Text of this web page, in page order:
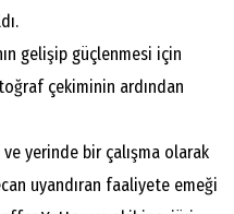
gelişip güçlenmesi için
çekiminin ardından
yerinde bir çalışma olarak
uyandıran faaliyete emeği